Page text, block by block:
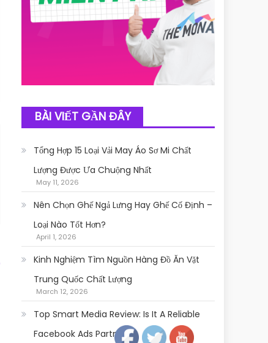
BÀI VIẾT GẦN ĐÂY
Tổng Hợp 15 Loại Vải May Áo Sơ Mi Chất
Lượng Được Ưa Chuộng Nhất
May 11, 2026
Nên Chọn Ghế Ngả Lưng Hay Ghế Cố Định –
Loại Nào Tốt Hơn?
April 1, 2026
Kinh Nghiệm Tìm Nguồn Hàng Đồ Ăn Vặt
Trung Quốc Chất Lượng
March 12, 2026
Top Smart Media Review: Is It A Reliable
Facebook Ads Partner?
Follow